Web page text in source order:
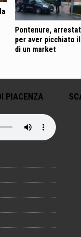
Pontenure,
per aver picchiato
di un market
PIACENZA